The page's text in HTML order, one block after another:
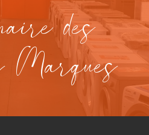
des
Marques